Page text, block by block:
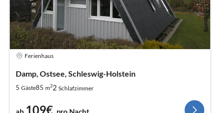
Ferienhaus
Damp, Ostsee, Schleswig-Holstein
5 Gäste85 m22 Schlafzimmer
109€